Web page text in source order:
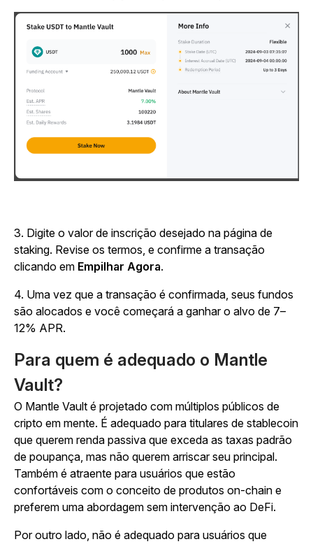
3. Digite o valor de inscrição desejado na página de
staking. Revise os termos, e confirme a transação
clicando em Empilhar Agora.
4. Uma vez que a transação é confirmada, seus fundos
são alocados e você começará a ganhar o alvo de 7–
12% APR.
Para quem é adequado o Mantle
Vault?
O Mantle Vault é projetado com múltiplos públicos de
cripto em mente. É adequado para titulares de stablecoin
que querem renda passiva que exceda as taxas padrão
de poupança, mas não querem arriscar seu principal.
Também é atraente para usuários que estão
confortáveis com o conceito de produtos on-chain e
preferem uma abordagem sem intervenção ao DeFi.
Por outro lado, não é adequado para usuários que